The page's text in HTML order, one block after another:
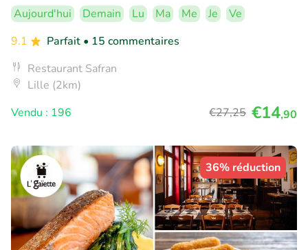
Aujourd'hui Demain Lu Ma Me Je
Ve
9.1
Parfait • 15 commentaires
Restaurant Safran
Lille (2km)
Vendu : 196
€27,25 €14,90
36% réduction